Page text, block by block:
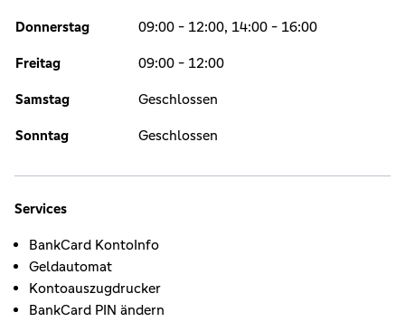
Donnerstag 09:00 - 12:00, 14:00 - 16:00
Freitag 09:00 - 12:00
Samstag Geschlossen
Sonntag Geschlossen
Services
BankCard KontoInfo
Geldautomat
Kontoauszugdrucker
BankCard PIN ändern